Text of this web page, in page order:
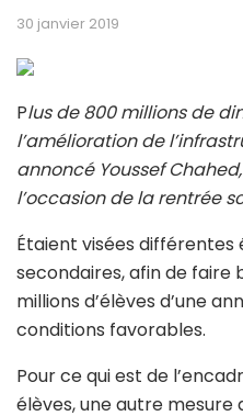
30 janvier 2019
Plus de 800 millions de
l’amélioration de
annoncé Youssef
l’occasion de la rentrée
Étaient visées
secondaires, afin de faire
millions d’élèves d’une
conditions favorables.
Pour ce qui est de
élèves, une autre mesure